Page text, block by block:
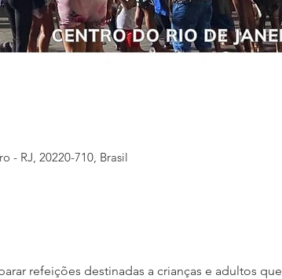
- RJ, 20220-710, Brasil
refeições destinadas a crianças e adultos que